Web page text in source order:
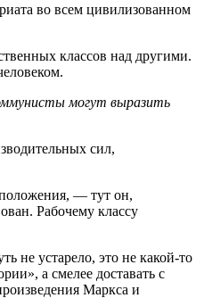
во всем цивилизованном
классов над другими.
могут выразить
сил,
положения, — тут он,
Рабочему классу
не устарело, это не какой-то
а смелее доставать с
Маркса и